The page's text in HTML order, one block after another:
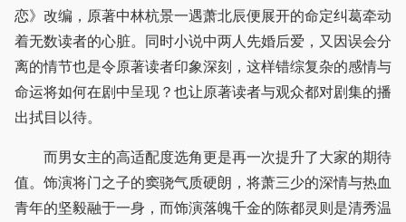
恋》改编，原著中林杭景一遇萧北辰便展开的命定纠葛牵动
着无数读者的心脏。同时小说中两人先婚后爱，又因误会分
离的情节也是令原著读者印象深刻，这样错综复杂的感情与
命运将如何在剧中呈现？也让原著读者与观众都对剧集的播
出拭目以待。
而男女主的高适配度选角更是再一次提升了大家的期待
值。饰演将门之子的窦骁气质硬朗，将萧三少的深情与热血
青年的坚毅融于一身，而饰演落魄千金的陈都灵则是清秀温